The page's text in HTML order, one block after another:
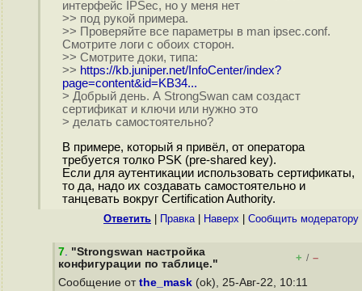
интерфейс IPSec, но у меня нет
>> под рукой примера.
>> Проверяйте все параметры в man ipsec.conf.
Смотрите логи с обоих сторон.
>> Смотрите доки, типа:
>> https://kb.juniper.net/InfoCenter/index?
page=content&id=KB34...
> Добрый день. А StrongSwan сам создаст
сертификат и ключи или нужно это
> делать самостоятельно?
В примере, который я привёл, от оператора
требуется толко PSK (pre-shared key).
Если для аутентикации использовать сертификаты,
то да, надо их создавать самостоятельно и
танцевать вокруг Certification Authority.
Ответить Правка| Наверх Cообщить модератору
7. "Strongswan настройка
конфигурации по таблице."
+ / –
Сообщение от the_mask (ok), 25-Авг-22, 10:11